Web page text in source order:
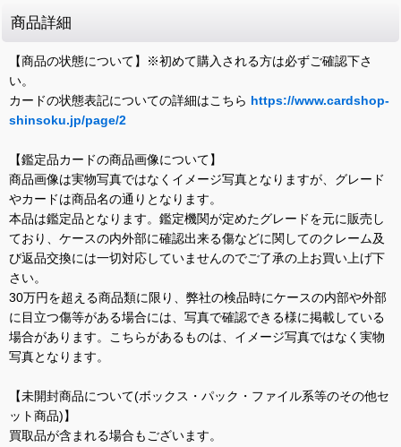
商品詳細
【商品の状態について】※初めて購入される方は必ずご確認下さ
い。
カードの状態表記についての詳細はこちら https://www.cardshop-
shinsoku.jp/page/2
【鑑定品カードの商品画像について】
商品画像は実物写真ではなくイメージ写真となりますが、グレード
やカードは商品名の通りとなります。
本品は鑑定品となります。鑑定機関が定めたグレードを元に販売し
ており、ケースの内外部に確認出来る傷などに関してのクレーム及
び返品交換には一切対応していませんのでご了承の上お買い上げ下
さい。
30万円を超える商品類に限り、弊社の検品時にケースの内部や外部
に目立つ傷等がある場合には、写真で確認できる様に掲載している
場合があります。こちらがあるものは、イメージ写真ではなく実物
写真となります。
【未開封商品について(ボックス・パック・ファイル系等のその他セ
ット商品)】
買取品が含まれる場合もございます。